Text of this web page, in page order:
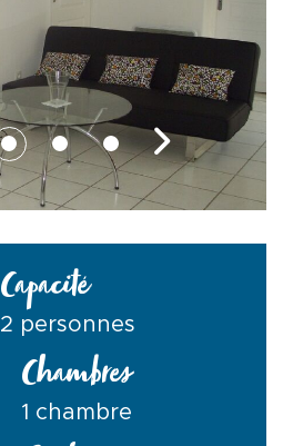
Capacité
2 personnes
Chambres
1 chambre